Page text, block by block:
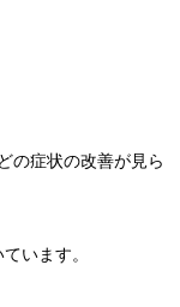
の症状の改善が見ら
います。